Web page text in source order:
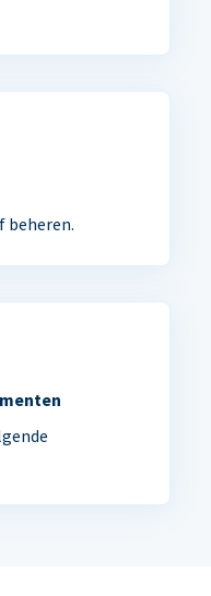
beheren.